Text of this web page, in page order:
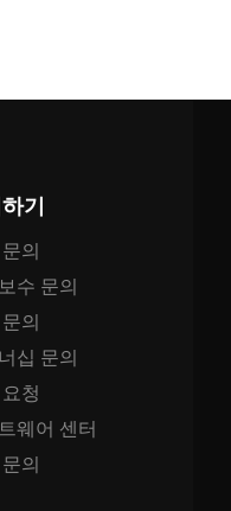
기
의
수 문의
의
십 문의
청
웨어 센터
의